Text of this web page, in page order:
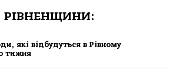
які відбудуться в Рівному
тижня